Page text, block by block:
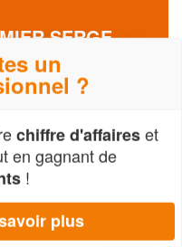
SERGE
(SARL)
etienne
un
?
chiffre d'affaireset
en gagnant de
!
plus